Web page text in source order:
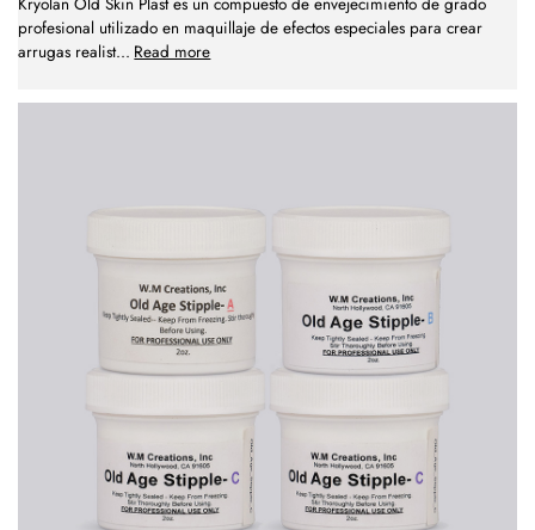
profesional utilizado en maquillaje de efectos especiales para crear
arrugas realist... Read more